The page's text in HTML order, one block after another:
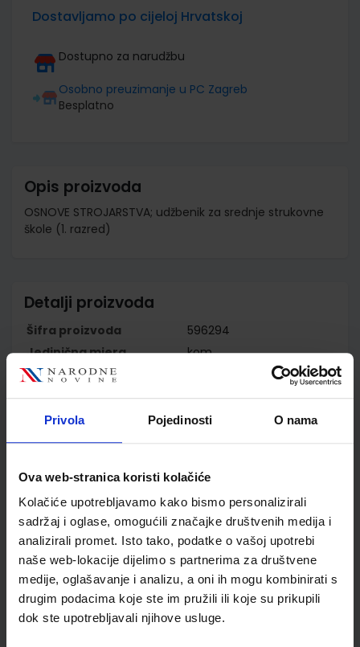
Privola Pojedinosti O nama
Ova web-stranica koristi kolačiće
Kolačiće upotrebljavamo kako bismo personalizirali
sadržaj i oglase, omogućili značajke društvenih medija i
analizirali promet. Isto tako, podatke o vašoj upotrebi
naše web-lokacije dijelimo s partnerima za društvene
medije, oglašavanje i analizu, a oni ih mogu kombinirati s
drugim podacima koje ste im pružili ili koje su prikupili
dok ste upotrebljavali njihove usluge.
Dostavljamo po cijeloj Hrvatskoj
Dostupno za narudžbu
Osobno preuzimanje u PC Zagreb
Besplatno
Opis proizvoda
OSNOVE STROJARSTVA; udžbenik za srednje strukovne
škole (1. razred)
Detalji proizvoda
Šifra proizvoda
596294
Jedinična mjera
kom
Nakladnik
ŠKOLSKA KNJIGA d.d.
Autor
Mato Galović
Školski razred
10 1.RAZRED SŠ
Vrsta školske knjige
Nastavni predmet
STRUKOVNE ŠKOLE
Reg br min
8250